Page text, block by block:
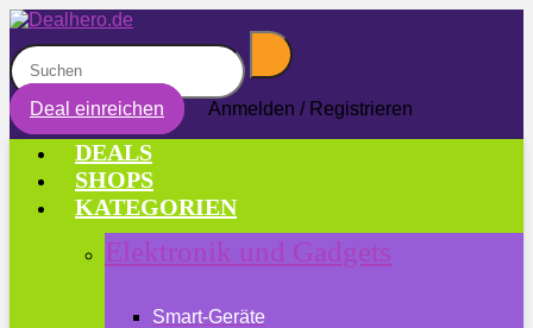
Deal einreichen Anmelden / Registrieren
DEALS
SHOPS
KATEGORIEN
Elektronik und Gadgets
Smart-Geräte